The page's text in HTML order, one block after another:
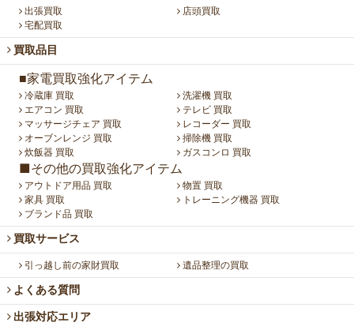
出張買取
店頭買取
宅配買取
買取品目
■家電買取強化アイテム
冷蔵庫 買取
洗濯機 買取
エアコン 買取
テレビ 買取
マッサージチェア 買取
レコーダー 買取
オーブンレンジ 買取
掃除機 買取
炊飯器 買取
ガスコンロ 買取
■その他の買取強化アイテム
アウトドア用品 買取
物置 買取
家具 買取
トレーニング機器 買取
ブランド品 買取
買取サービス
引っ越し前の家財買取 遺品整理の買取
よくある質問
出張対応エリア